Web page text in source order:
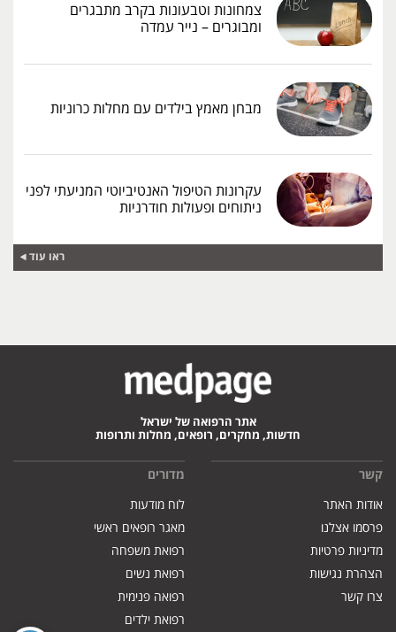
צמחונות וטבעונות בקרב מתבגרים
ומבוגרים – נייר עמדה
מבחן מאמץ בילדים עם מחלות כרוניות
עקרונות הטיפול האנטיביוטי המניעתי לפני
ניתוחים ופעולות חודרניות
ראו עוד
אתר הרפואה של ישראל
חדשות, מחקרים, רופאים, מחלות ותרופות
קשר
אודות האתר
פרסמו אצלנו
מדיניות פרטיות
הצהרת נגישות
צרו קשר
מדורים
לוח מודעות
מאגר רופאים ראשי
רפואת משפחה
רפואת נשים
רפואה פנימית
רפואת ילדים